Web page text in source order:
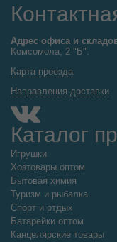
Адрес офиса и
Комсомола, 2 "Б".
Карта проезда
Направления доставки
Каталог
Игрушки
Хозтовары оптом
Бытовая химия
Туризм и рыбалка
Спорт и отдых
Батарейки оптом
Канцелярские товары